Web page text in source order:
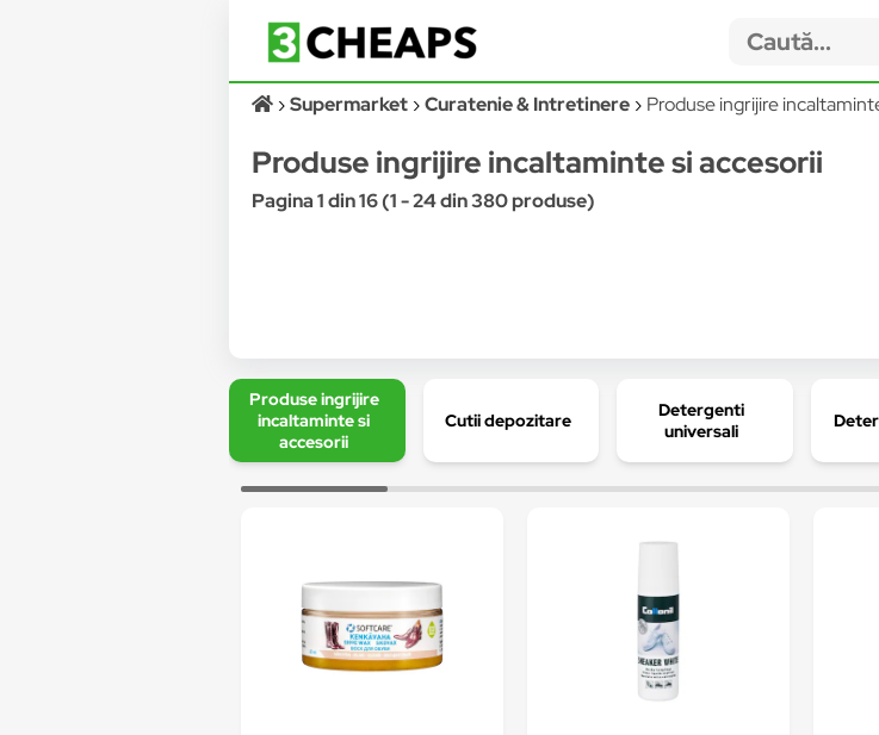
Supermarket Curatenie & Intretinere Produse ingrijire
Produse ingrijire incaltaminte si accesorii
Pagina 1 din 16 (1 - 24 din 380 produse)
Produse ingrijire
incaltaminte si
accesorii
Cutii depozitare
Detergenti
universali